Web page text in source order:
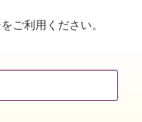
ご利用ください。